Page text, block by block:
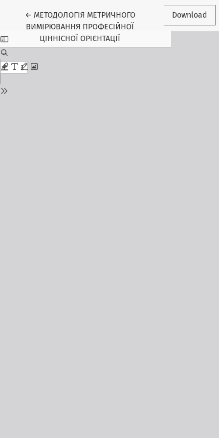
← Return to Article Details
МЕТОДОЛОГІЯ МЕТРИЧНОГО
ВИМІРЮВАННЯ ПРОФЕСІЙНОЇ
ЦІННІСНОЇ ОРІЄНТАЦІЇ
Download